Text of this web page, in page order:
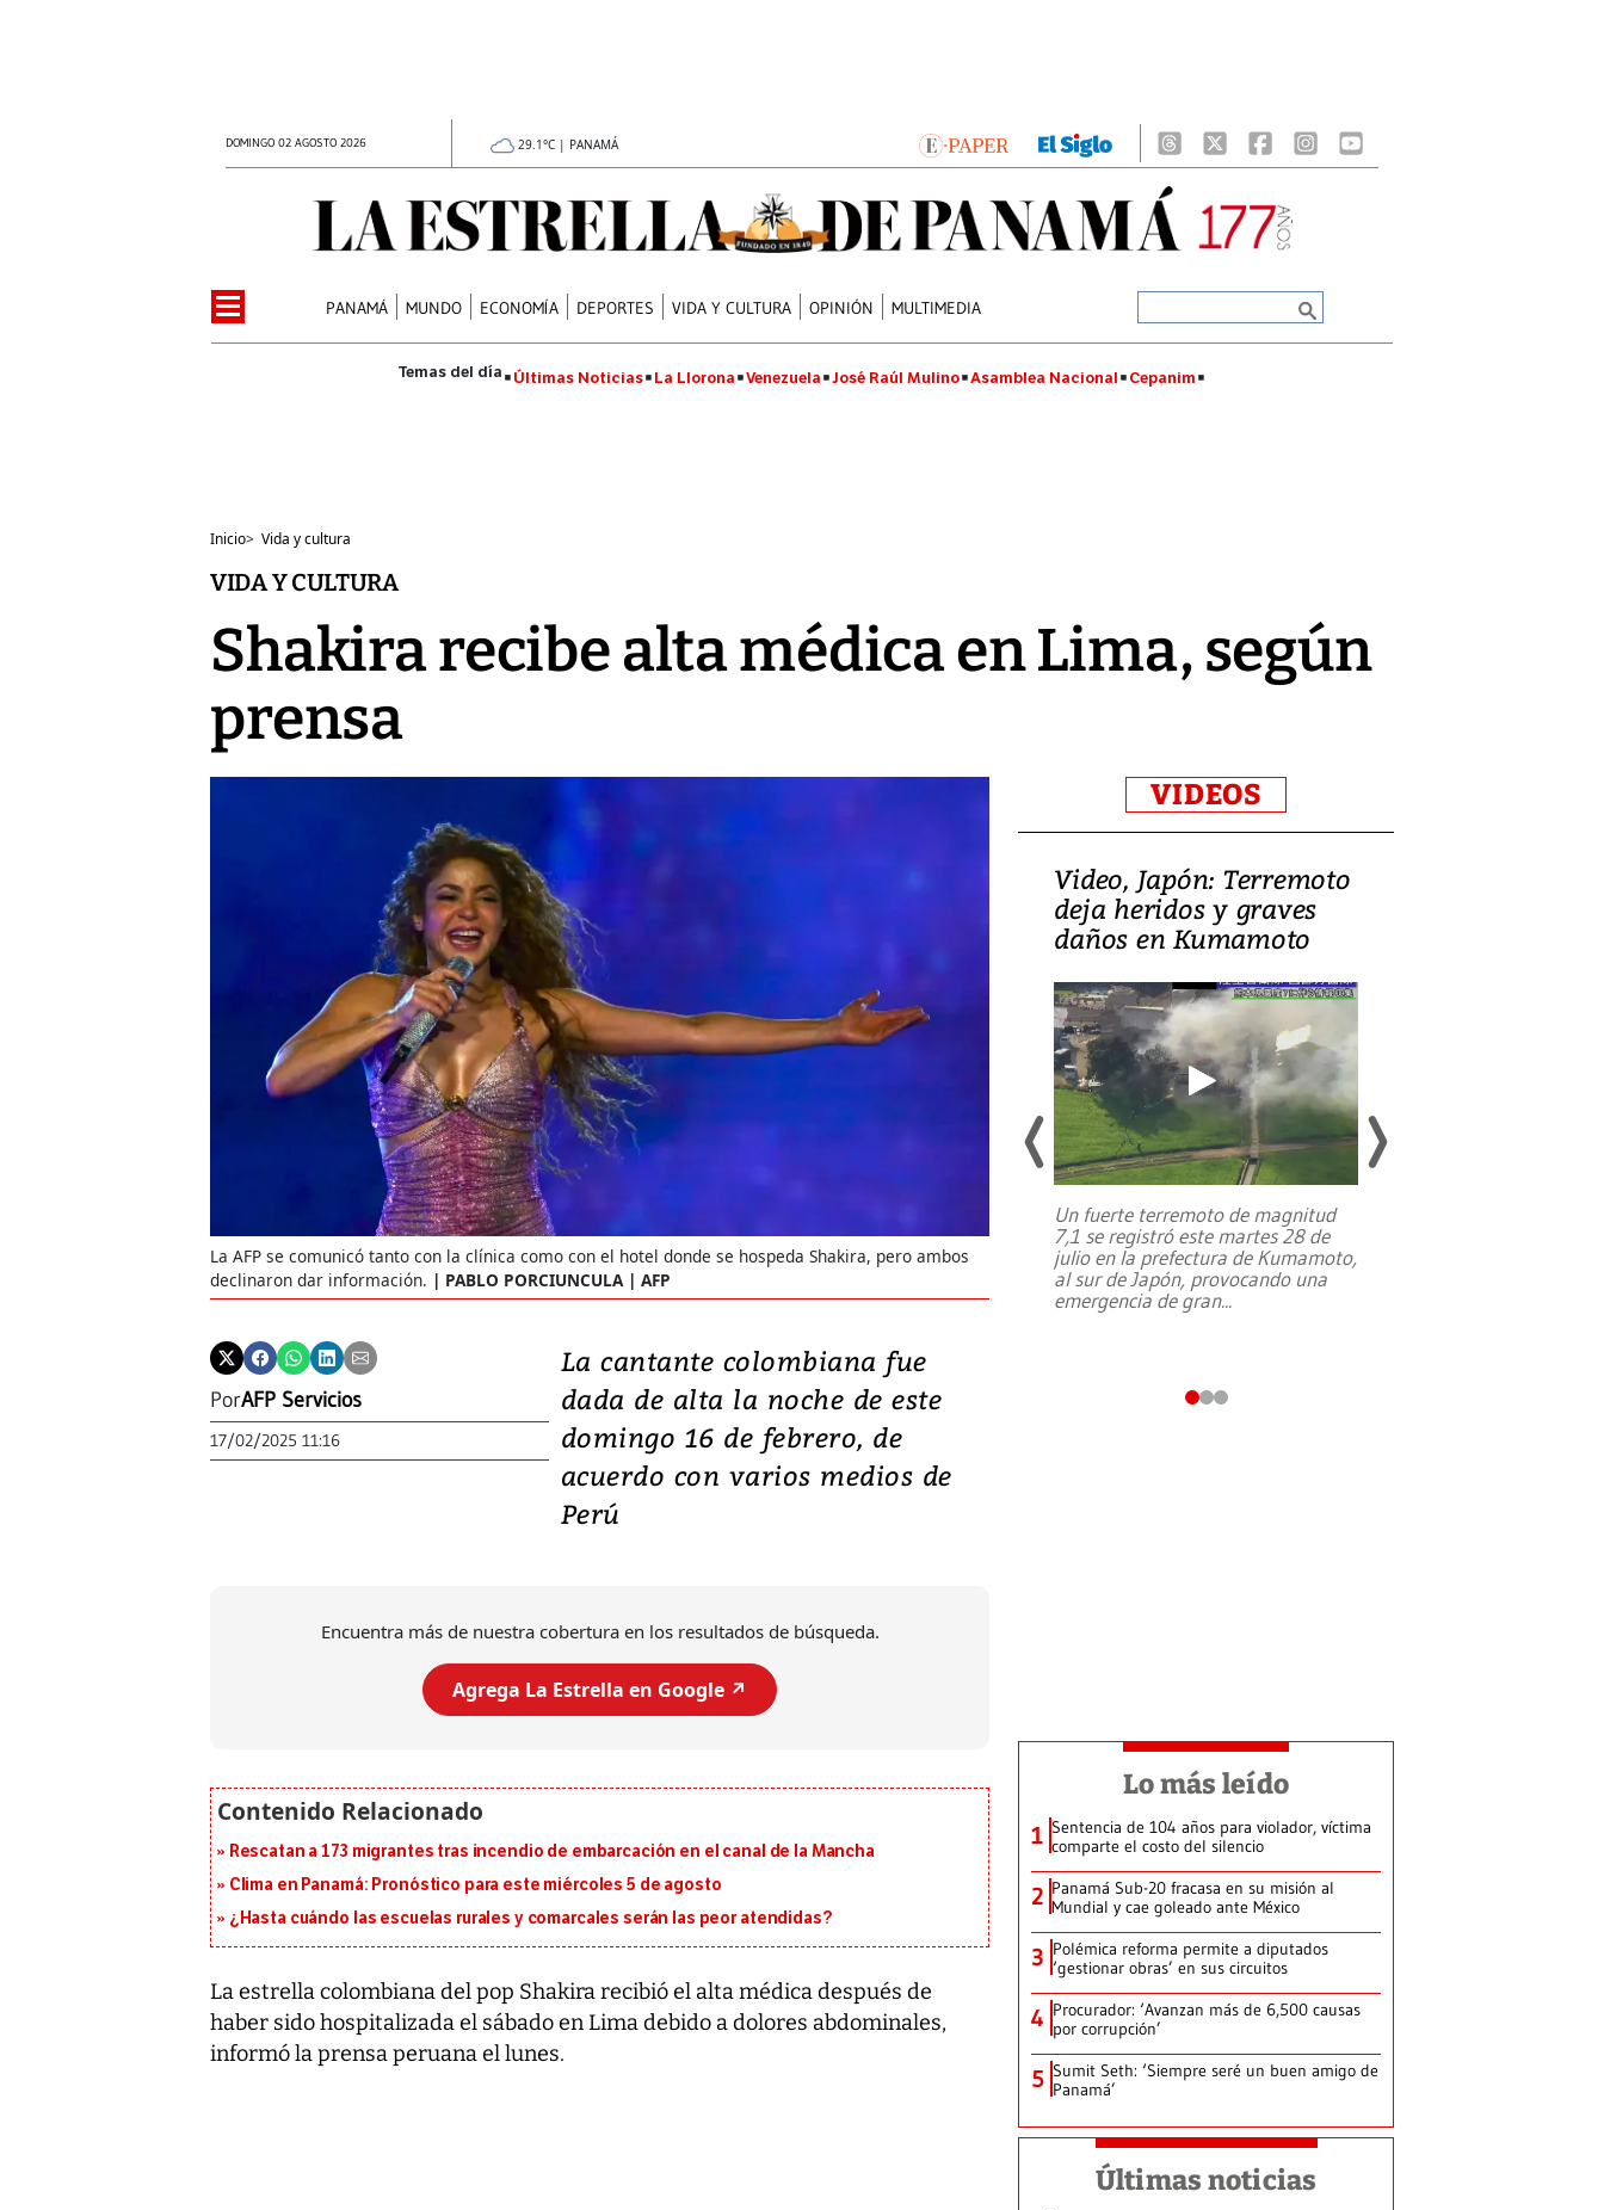
DOMINGO 02 AGOSTO 2026 29.1°C | PANAMÁ
PANAMÁ MUNDO ECONOMÍA DEPORTES VIDA Y CULTURA OPINIÓN MULTIMEDIA
Últimas Noticias La Llorona Venezuela José Raúl Mulino Asamblea Nacional Cepanim
Inicio> Vida y cultura
VIDA Y CULTURA
Shakira recibe alta médica en Lima, según
prensa
La AFP se comunicó tanto con la clínica como con el hotel donde se hospeda Shakira, pero ambos
declinaron dar información.
PABLO PORCIUNCULA | AFP
PorAFP Servicios
17/02/2025 11:16
La cantante colombiana fue
dada de alta la noche de este
domingo 16 de febrero, de
acuerdo con varios medios de
Perú
Encuentra más de nuestra cobertura en los resultados de búsqueda.
Agrega La Estrella en Google ↗️
Rescatan a 173 migrantes tras incendio de embarcación en el canal de la Mancha
Clima en Panamá: Pronóstico para este miércoles 5 de agosto
¿Hasta cuándo las escuelas rurales y comarcales serán las peor atendidas?
La estrella colombiana del pop Shakira recibió el alta médica después de
haber sido hospitalizada el sábado en Lima debido a dolores abdominales,
informó la prensa peruana el lunes.
VIDEOS
transparentes, tengan fe
El director de la Lotería Nacional de
Beneficencia habla de la lotería
plan para modernizar la institución
Video, Japón: Terremoto
deja heridos y graves
daños en Kumamoto
Un fuerte terremoto de magnitud
7,1 se registró este martes 28 de
julio en la prefectura de Kumamoto,
al sur de Japón, provocando una
emergencia de gran...
Lo más leído
1 Sentencia de 104 años para violador, víctima
comparte el costo del silencio
2 Panamá Sub-20 fracasa en su misión al
Mundial y cae goleado ante México
3 Polémica reforma permite a diputados
‘gestionar obras’ en sus circuitos
4 Procurador: ‘Avanzan más de 6,500 causas
por corrupción’
5 Sumit Seth: ‘Siempre seré un buen amigo de
Panamá’
Últimas noticias